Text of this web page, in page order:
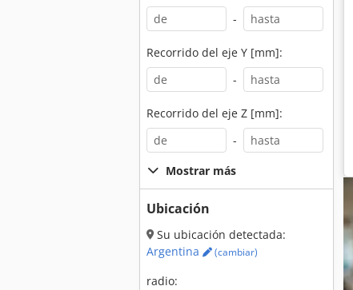
-
Recorrido del eje Y [mm]:
-
Recorrido del eje Z [mm]:
-
Mostrar más
Ubicación
Su ubicación detectada:
Argentina
(cambiar)
radio: